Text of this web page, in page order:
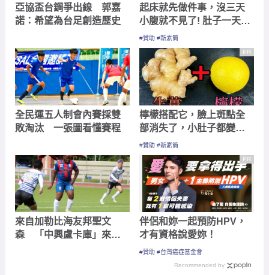
亞協盃台鋼爭出線 郭嘉
諾：希望為台足創造歷史
起床就先做件事，沒三天
小腹就不見了! 肚子一天天
變小！
#贊助 #新素簡
全民運五人制會內賽採雙
敗淘汰 一張圖看懂賽程
PR
檸檬搭配它，臉上斑點全
部消失了，小肚子都變平
坦了
#贊助 #新素簡
來自加勒比海友邦聖文
森 「中興盧卡庫」來台
PR
伴侶和妳一起預防HPV，
才有資格說愛妳！
#贊助 #台灣癌症基金會
Recommended by